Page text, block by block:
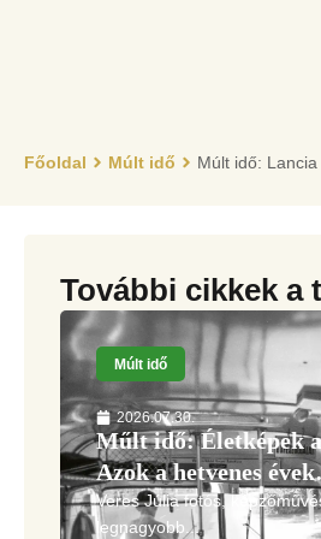
Főoldal Múlt idő Múlt idő:
További cikkek a
Múlt idő
2026.07.30.
Műlt idő: Életképek
Azok a het­venes
Veres Júlia fotós,
legnagyobb...